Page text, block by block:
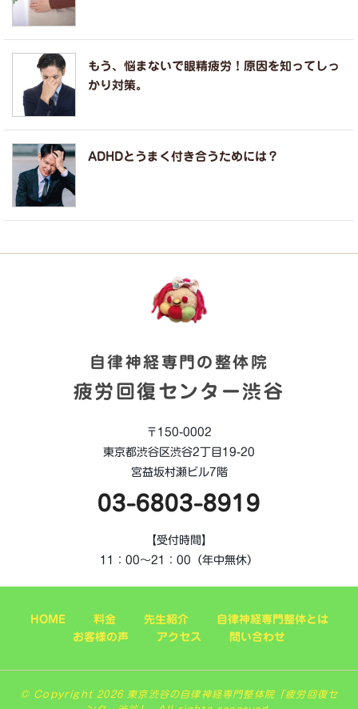
もう、悩まないで眼精疲労！原因を知ってしっ
かり対策。
ADHDとうまく付き合うためには？
自律神経専門の整体院
疲労回復センター渋谷
〒150-0002
東京都渋谷区渋谷2丁目19-20
宮益坂村瀬ビル7階
03-6803-8919
【受付時間】
11：00～21：00（年中無休）
HOME 料金 先生紹介
自律神経専門整体とは
お客様の声
アクセス 問い合わせ
© Copyright 2026 東京渋谷の自律神経専門整体院「疲労回復セ